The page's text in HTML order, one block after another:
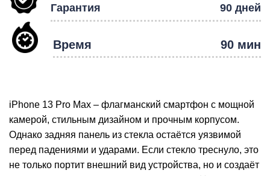
Гарантия 90 дней
Время 90 мин
iPhone 13 Pro Max – флагманский смартфон с мощной
камерой, стильным дизайном и прочным корпусом.
Однако задняя панель из стекла остаётся уязвимой
перед падениями и ударами. Если стекло треснуло, это
не только портит внешний вид устройства, но и создаёт